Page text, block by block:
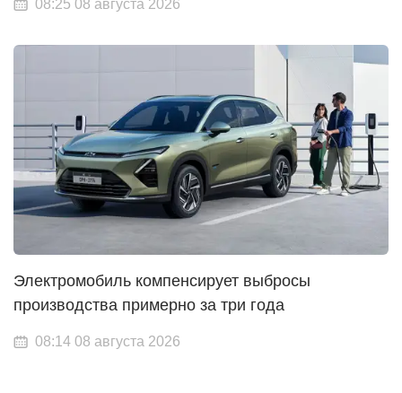
08:25 08 августа 2026
Электромобиль компенсирует выбросы
производства примерно за три года
08:14 08 августа 2026